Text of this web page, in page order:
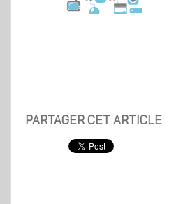
PARTAGER CET ARTICLE